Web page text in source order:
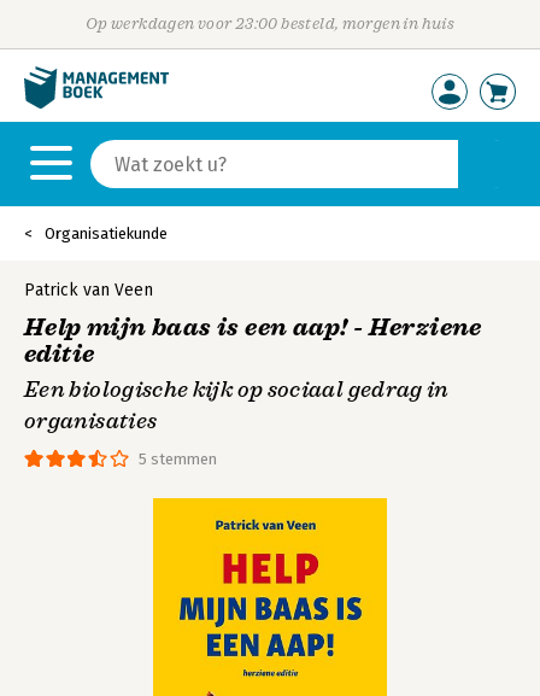
Op werkdagen voor 23:00 besteld, morgen in huis
Organisatiekunde
5 stemmen
Patrick van Veen
Help mijn baas is een aap! - Herziene
editie
Een biologische kijk op sociaal gedrag in
organisaties